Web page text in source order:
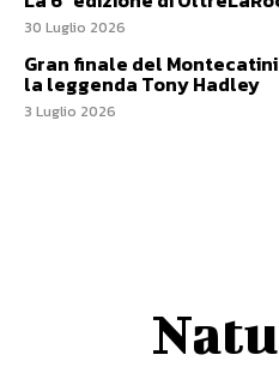
30 Luglio 2026
Gran finale del
la leggenda Tony Hadley
3 Luglio 2026